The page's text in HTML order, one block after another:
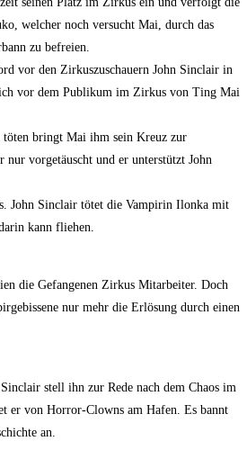
welcher noch versucht Mai, durch das
zu befreien.
vor den Zirkuszuschauern John Sinclair in
vor dem Publikum im Zirkus von Ting Mai
töten bringt Mai ihm sein Kreuz zur
nur vorgetäuscht und er unterstützt John
John Sinclair tötet die Vampirin Ilonka mit
kann fliehen.
die Gefangenen Zirkus Mitarbeiter. Doch
nur mehr die Erlösung durch einen
stell ihn zur Rede nach dem Chaos im
er von Horror-Clowns am Hafen. Es bannt
an.